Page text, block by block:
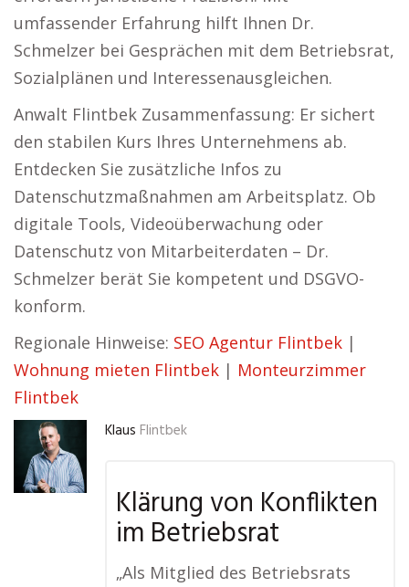
umfassender Erfahrung hilft Ihnen Dr.
Schmelzer bei Gesprächen mit dem Betriebsrat,
Sozialplänen und Interessenausgleichen.
Anwalt Flintbek Zusammenfassung: Er sichert
den stabilen Kurs Ihres Unternehmens ab.
Entdecken Sie zusätzliche Infos zu
Datenschutzmaßnahmen am Arbeitsplatz. Ob
digitale Tools, Videoüberwachung oder
Datenschutz von Mitarbeiterdaten – Dr.
Schmelzer berät Sie kompetent und DSGVO-
konform.
Regionale Hinweise: SEO Agentur Flintbek |
Wohnung mieten Flintbek | Monteurzimmer
Flintbek
Klaus Flintbek
Klärung von Konflikten
im Betriebsrat
„Als Mitglied des Betriebsrats